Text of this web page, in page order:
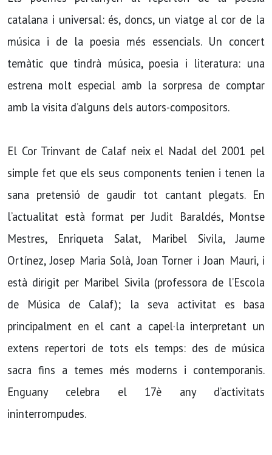
catalana i universal: és, doncs, un viatge al cor de la
música i de la poesia més essencials. Un concert
temàtic que tindrà música, poesia i literatura: una
estrena molt especial amb la sorpresa de comptar
amb la visita d’alguns dels autors-compositors.
El Cor Trinvant de Calaf neix el Nadal del 2001 pel
simple fet que els seus components tenien i tenen la
sana pretensió de gaudir tot cantant plegats. En
l’actualitat està format per Judit Baraldés, Montse
Mestres, Enriqueta Salat, Maribel Sivila, Jaume
Ortínez, Josep Maria Solà, Joan Torner i Joan Mauri, i
està dirigit per Maribel Sivila (professora de l’Escola
de Música de Calaf); la seva activitat es basa
principalment en el cant a capel·la interpretant un
extens repertori de tots els temps: des de música
sacra fins a temes més moderns i contemporanis.
Enguany celebra el 17è any d’activitats
ininterrompudes.